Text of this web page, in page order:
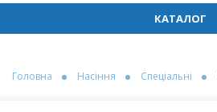
КАТАЛОГ
Головна Насіння Спеціальні